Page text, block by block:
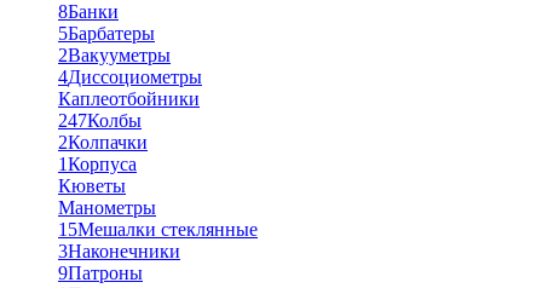
8Банки
5Барбатеры
2Вакууметры
4Диссоциометры
Каплеотбойники
247Колбы
2Колпачки
1Корпуса
Кюветы
Манометры
15Мешалки стеклянные
3Наконечники
9Патроны